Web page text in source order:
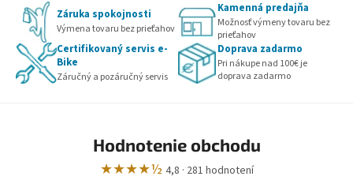
Záruka spokojnosti
Výmena tovaru bez prieťahov
Kamenná predajňa
Možnosť výmeny tovaru bez
prieťahov
Certifikovaný servis e-
Bike
Záručný a pozáručný servis
Doprava zadarmo
Pri nákupe nad 100€ je
doprava zadarmo
Hodnotenie obchodu
★★★★½ 4,8 · 281 hodnotení